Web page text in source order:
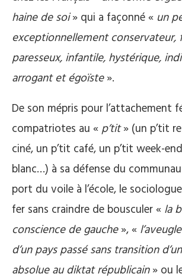
haine de soi» qui a façonné « un
exceptionnellement conservateur,
paresseux, infantile, hystérique,
arrogant et égoïste».
De son mépris pour l’attachement
compatriotes au «p’tit» (un p’tit
ciné, un p’tit café, un p’tit week-
blanc…) à sa défense du
port du voile à l’école, le
fer sans craindre de bousculer « la
conscience de gauche», «
d’un pays passé sans transition
absolue au diktat républicain» ou